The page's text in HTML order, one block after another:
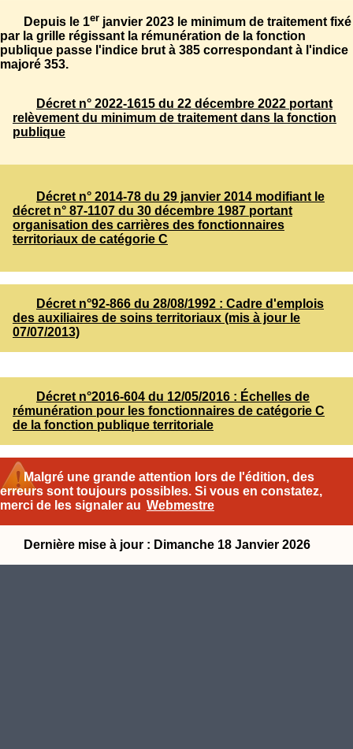
Depuis le 1er janvier 2023 le minimum de traitement fixé
par la grille régissant la rémunération de la fonction
publique passe l'indice brut à 385 correspondant à l'indice
majoré 353.
Décret n° 2022-1615 du 22 décembre 2022 portant
relèvement du minimum de traitement dans la fonction
publique
Décret n° 2014-78 du 29 janvier 2014 modifiant le
décret n° 87-1107 du 30 décembre 1987 portant
organisation des carrières des fonctionnaires
territoriaux de catégorie C
Décret n°92-866 du 28/08/1992 : Cadre d'emplois
des auxiliaires de soins territoriaux (mis à jour le
07/07/2013)
Décret n°2016-604 du 12/05/2016 : Échelles de
rémunération pour les fonctionnaires de catégorie C
de la fonction publique territoriale
Malgré une grande attention lors de l'édition, des
erreurs sont toujours possibles. Si vous en constatez,
merci de les signaler au Webmestre
Dernière mise à jour : Dimanche 18 Janvier 2026